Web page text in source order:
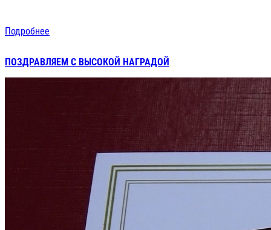
Подробнее
ПОЗДРАВЛЯЕМ С ВЫСОКОЙ НАГРАДОЙ